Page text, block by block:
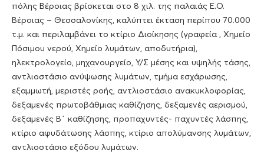
πόλης Βέροιας βρίσκεται στο 8 χιλ. της παλαιάς Ε.Ο.
Βέροιας – Θεσσαλονίκης, καλύπτει έκταση περίπου 70.000
τ.μ. και περιλαμβάνει το κτίριο Διοίκησης (γραφεία , Χημείο
Πόσιμου νερού, Χημείο λυμάτων, αποδυτήρια),
ηλεκτρολογείο, μηχανουργείο, Υ/Σ μέσης και υψηλής τάσης,
αντλιοστάσιο ανύψωσης λυμάτων, τμήμα εσχάρωσης,
εξαμμωτή, μεριστές ροής, αντλιοστάσιο ανακυκλοφορίας,
δεξαμενές πρωτοβάθμιας καθίζησης, δεξαμενές αερισμού,
δεξαμενές Β΄ καθίζησης, προπαχυντές- παχυντές λάσπης,
κτίριο αφυδάτωσης λάσπης, κτίριο απολύμανσης λυμάτων,
αντλιοστάσιο εξόδου λυμάτων.